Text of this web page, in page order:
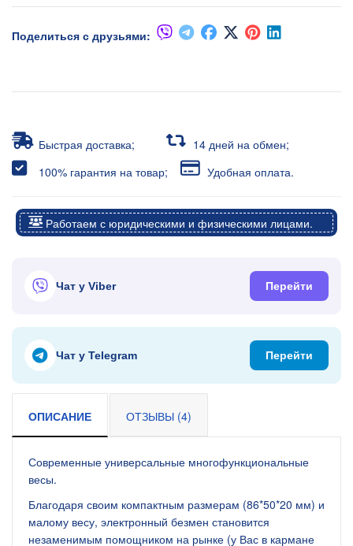
Поделиться с друзьями:
Быстрая доставка;
14 дней на обмен;
100% гарантия на товар;
Удобная оплата.
Работаем с юридическими и физическими лицами.
Чат у Viber Перейти
Чат у Telegram Перейти
ОПИСАНИЕ ОТЗЫВЫ (4)
Современные универсальные многофункциональные
весы.
Благодаря своим компактным размерам (86*50*20 мм) и
малому весу, электронный безмен становится
незаменимым помощником на рынке (у Вас в кармане